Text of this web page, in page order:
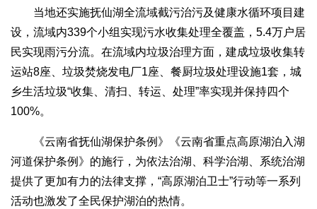
当地还实施抚仙湖全流域截污治污及健康水循环项目建
设，流域内339个小组实现污水收集处理全覆盖，5.4万户居
民实现雨污分流。在流域内垃圾治理方面，建成垃圾收集转
运站8座、垃圾焚烧发电厂1座、餐厨垃圾处理设施1套，城
乡生活垃圾“收集、清扫、转运、处理”率实现并保持四个
100%。
《云南省抚仙湖保护条例》《云南省重点高原湖泊入湖
河道保护条例》的施行，为依法治湖、科学治湖、系统治湖
提供了更加有力的法律支撑，“高原湖泊卫士”行动等一系列
活动也激发了全民保护湖泊的热情。